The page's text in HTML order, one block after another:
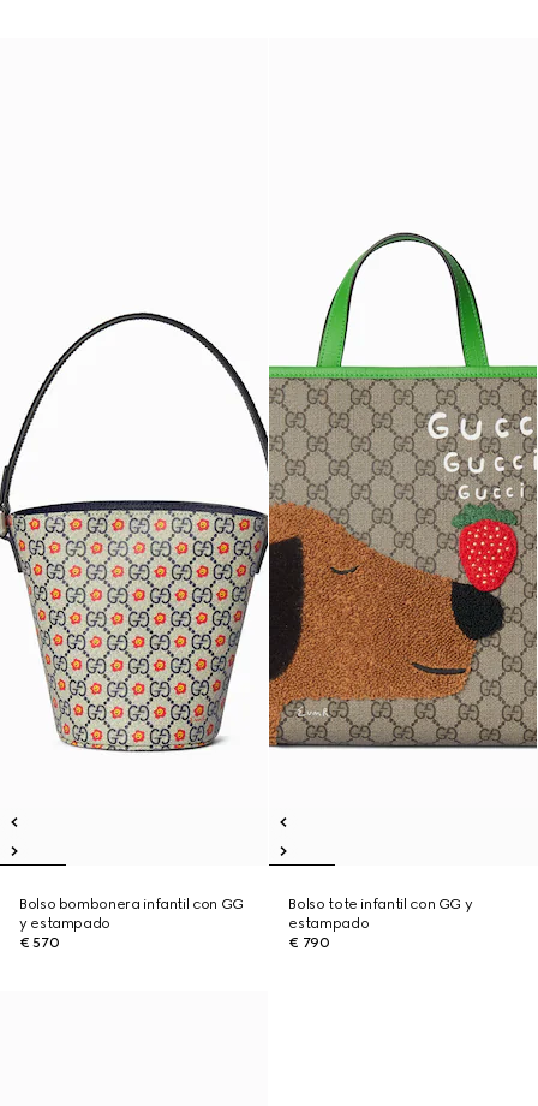
Bolso bombonera infantil con GG
y estampado
€ 570
Bolso tote infantil con GG y
estampado
€ 790